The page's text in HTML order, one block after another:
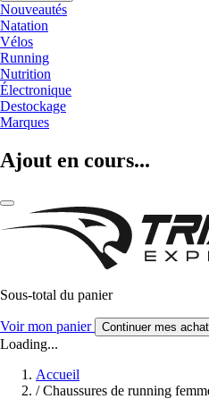
Nouveautés
Natation
Vélos
Running
Nutrition
Électronique
Destockage
Marques
Ajout en cours...
Sous-total du panier
Voir mon panier Continuer mes
Loading...
Accueil
/ Chaussures de running